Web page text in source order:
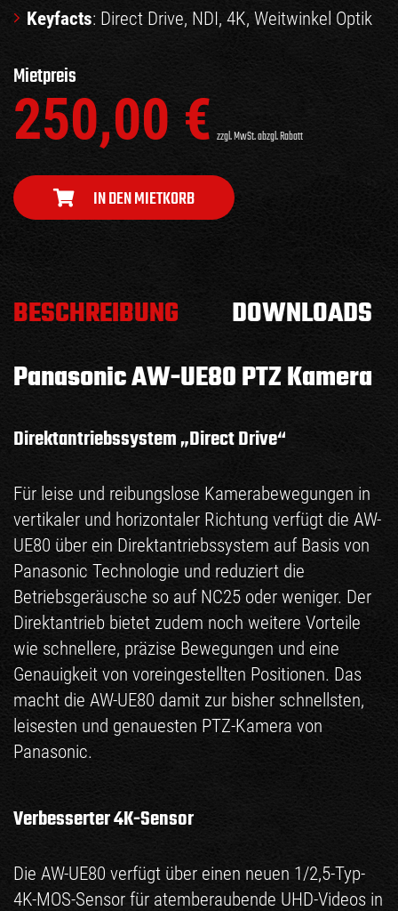
Keyfacts: Direct Drive, NDI, 4K, Weitwinkel Optik
Mietpreis
250,00 € zzgl. MwSt. abzgl. Rabatt
IN DEN MIETKORB
BESCHREIBUNG
DOWNLOADS
Panasonic AW-UE80 PTZ Kamera
Direktantriebssystem „Direct Drive“
Für leise und reibungslose Kamerabewegungen in
vertikaler und horizontaler Richtung verfügt die AW-
UE80 über ein Direktantriebssystem auf Basis von
Panasonic Technologie und reduziert die
Betriebsgeräusche so auf NC25 oder weniger. Der
Direktantrieb bietet zudem noch weitere Vorteile
wie schnellere, präzise Bewegungen und eine
Genauigkeit von voreingestellten Positionen. Das
macht die AW-UE80 damit zur bisher schnellsten,
leisesten und genauesten PTZ-Kamera von
Panasonic.
Verbesserter 4K-Sensor
Die AW-UE80 verfügt über einen neuen 1/2,5-Typ-
4K-MOS-Sensor für atemberaubende UHD-Videos in